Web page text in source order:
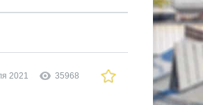
2021 35968